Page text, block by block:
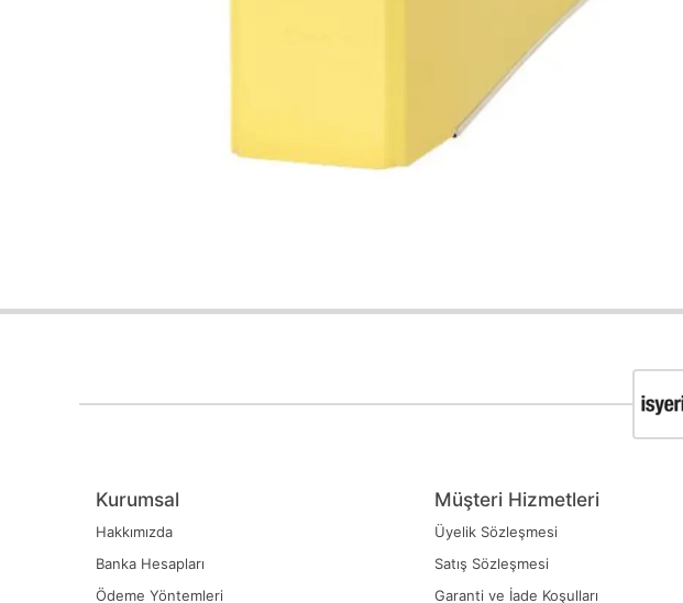
Kurumsal
Hakkımızda
Banka Hesapları
Ödeme Yöntemleri
Müşteri Hizmetleri
Üyelik Sözleşmesi
Satış Sözleşmesi
Garanti ve İade Koşulları